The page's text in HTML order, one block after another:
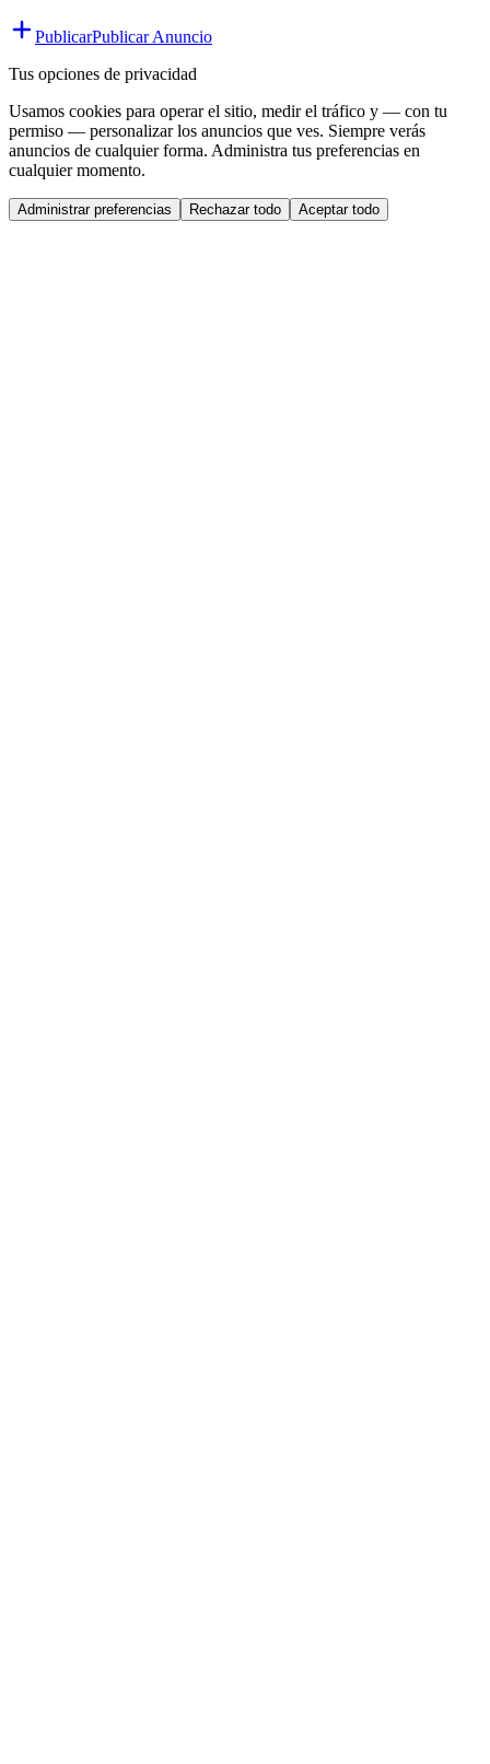
PublicarPublicar Anuncio
Tus opciones de privacidad
Usamos cookies para operar el sitio, medir el tráfico y — con tu
permiso — personalizar los anuncios que ves. Siempre verás
anuncios de cualquier forma. Administra tus preferencias en
cualquier momento.
Administrar preferencias Rechazar todo Aceptar todo